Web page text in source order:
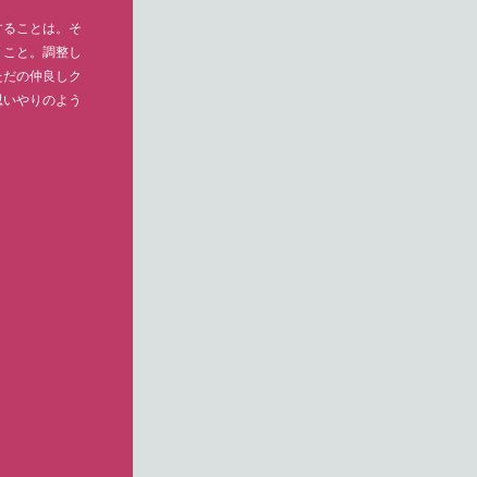
ことは。そ
と。調整し
の仲良しク
やりのよう